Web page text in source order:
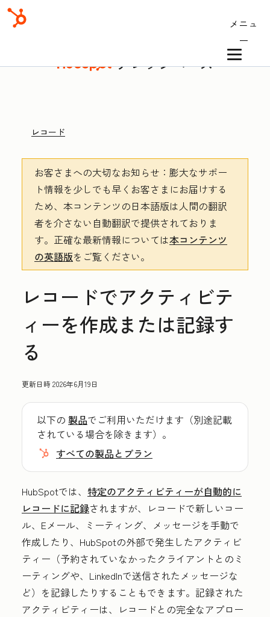
メニュ
ー
ナレッジベース
レコード
お客さまへの大切なお知らせ ：膨大なサポー
ト情報を少しでも早くお客さまにお届けする
ため、本コンテンツの日本語版は人間の翻訳
者を介さない自動翻訳で提供されておりま
す。 正確な最新情報については本コンテンツ
の英語版をご覧ください。
レコードでアクティビテ
ィーを作成または記録す
る
更新日時2026年6月19日
以下の 製品でご利用いただけます（別途記載
されている場合を除きます）。
すべての製品とプラン
HubSpotでは、 特定のアクティビティーが自動的に
レコードに記録されますが、レコードで新しいコー
ル、Eメール、ミーティング、メッセージを手動で
作成したり、HubSpotの外部で発生したアクティビ
ティー（予約されていなかったクライアントとのミ
ーティングや、LinkedInで送信されたメッセージな
ど）を記録したりすることもできます。記録された
アクティビティーは、レコードとの完全なアプロー